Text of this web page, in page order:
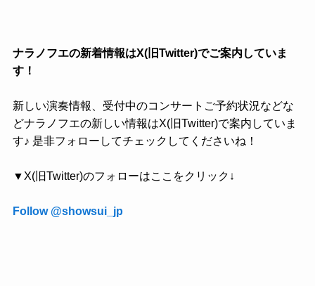
ナラノフエの新着情報はX(旧Twitter)でご案内していま
す！
新しい演奏情報、受付中のコンサートご予約状況などな
どナラノフエの新しい情報はX(旧Twitter)で案内していま
す♪ 是非フォローしてチェックしてくださいね！
▼X(旧Twitter)のフォローはここをクリック↓
Follow @showsui_jp